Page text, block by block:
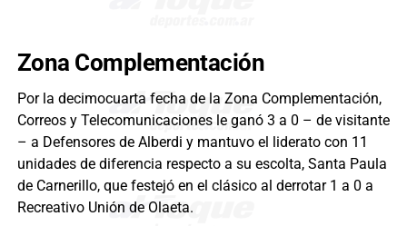
Zona Complementación
Por la decimocuarta fecha de la Zona Complementación,
Correos y Telecomunicaciones le ganó 3 a 0 – de visitante
– a Defensores de Alberdi y mantuvo el liderato con 11
unidades de diferencia respecto a su escolta, Santa Paula
de Carnerillo, que festejó en el clásico al derrotar 1 a 0 a
Recreativo Unión de Olaeta.